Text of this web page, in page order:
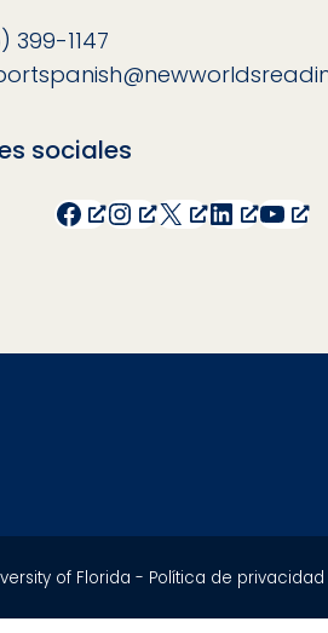
399-1147
sociales
Facebook
Instagram
X LinkedIn
of Florida - Política de privacidad